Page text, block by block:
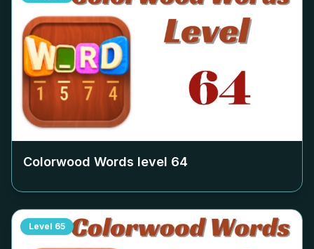
Colorwood Words level 64
Level 65